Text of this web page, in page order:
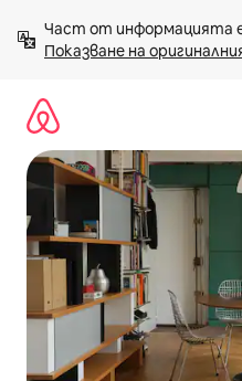
към
съдържанието
Показване на